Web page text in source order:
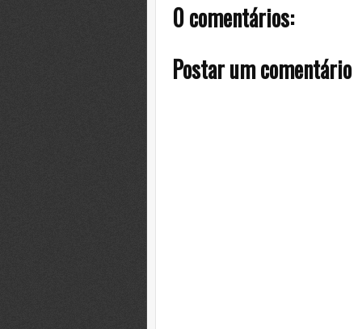
0 comentários:
Postar um comentário